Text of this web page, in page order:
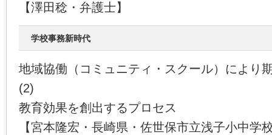
【澤田稔・弁護士】
学校事務新時代
地域協働（コミュニティ・スクール）により
(2)
教育効果を創出するプロセス
【宮本隆宏・長崎県・佐世保市立浅子小中学